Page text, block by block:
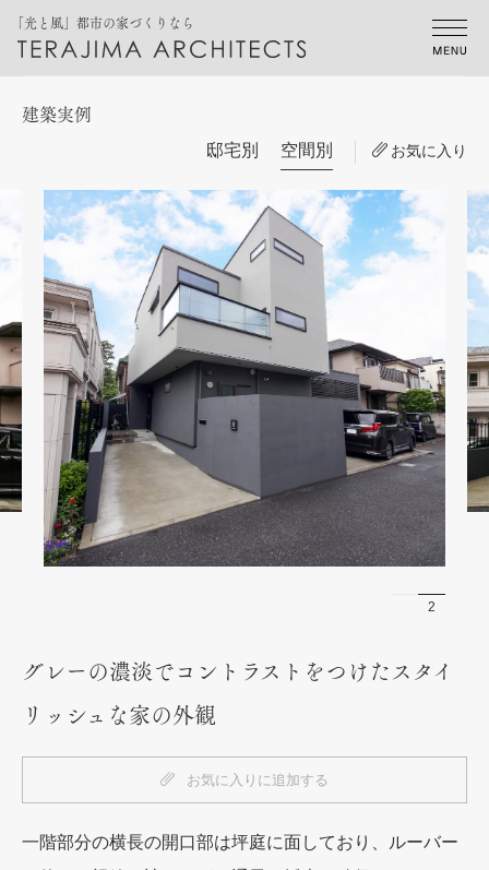
「光と風」都市の家づくりなら
建築実例
邸宅別 空間別 お気に入り
2
グレーの濃淡でコントラストをつけたスタイ
リッシュな家の外観
お気に入りに追加する
一階部分の横長の開口部は坪庭に面しており、ルーバー